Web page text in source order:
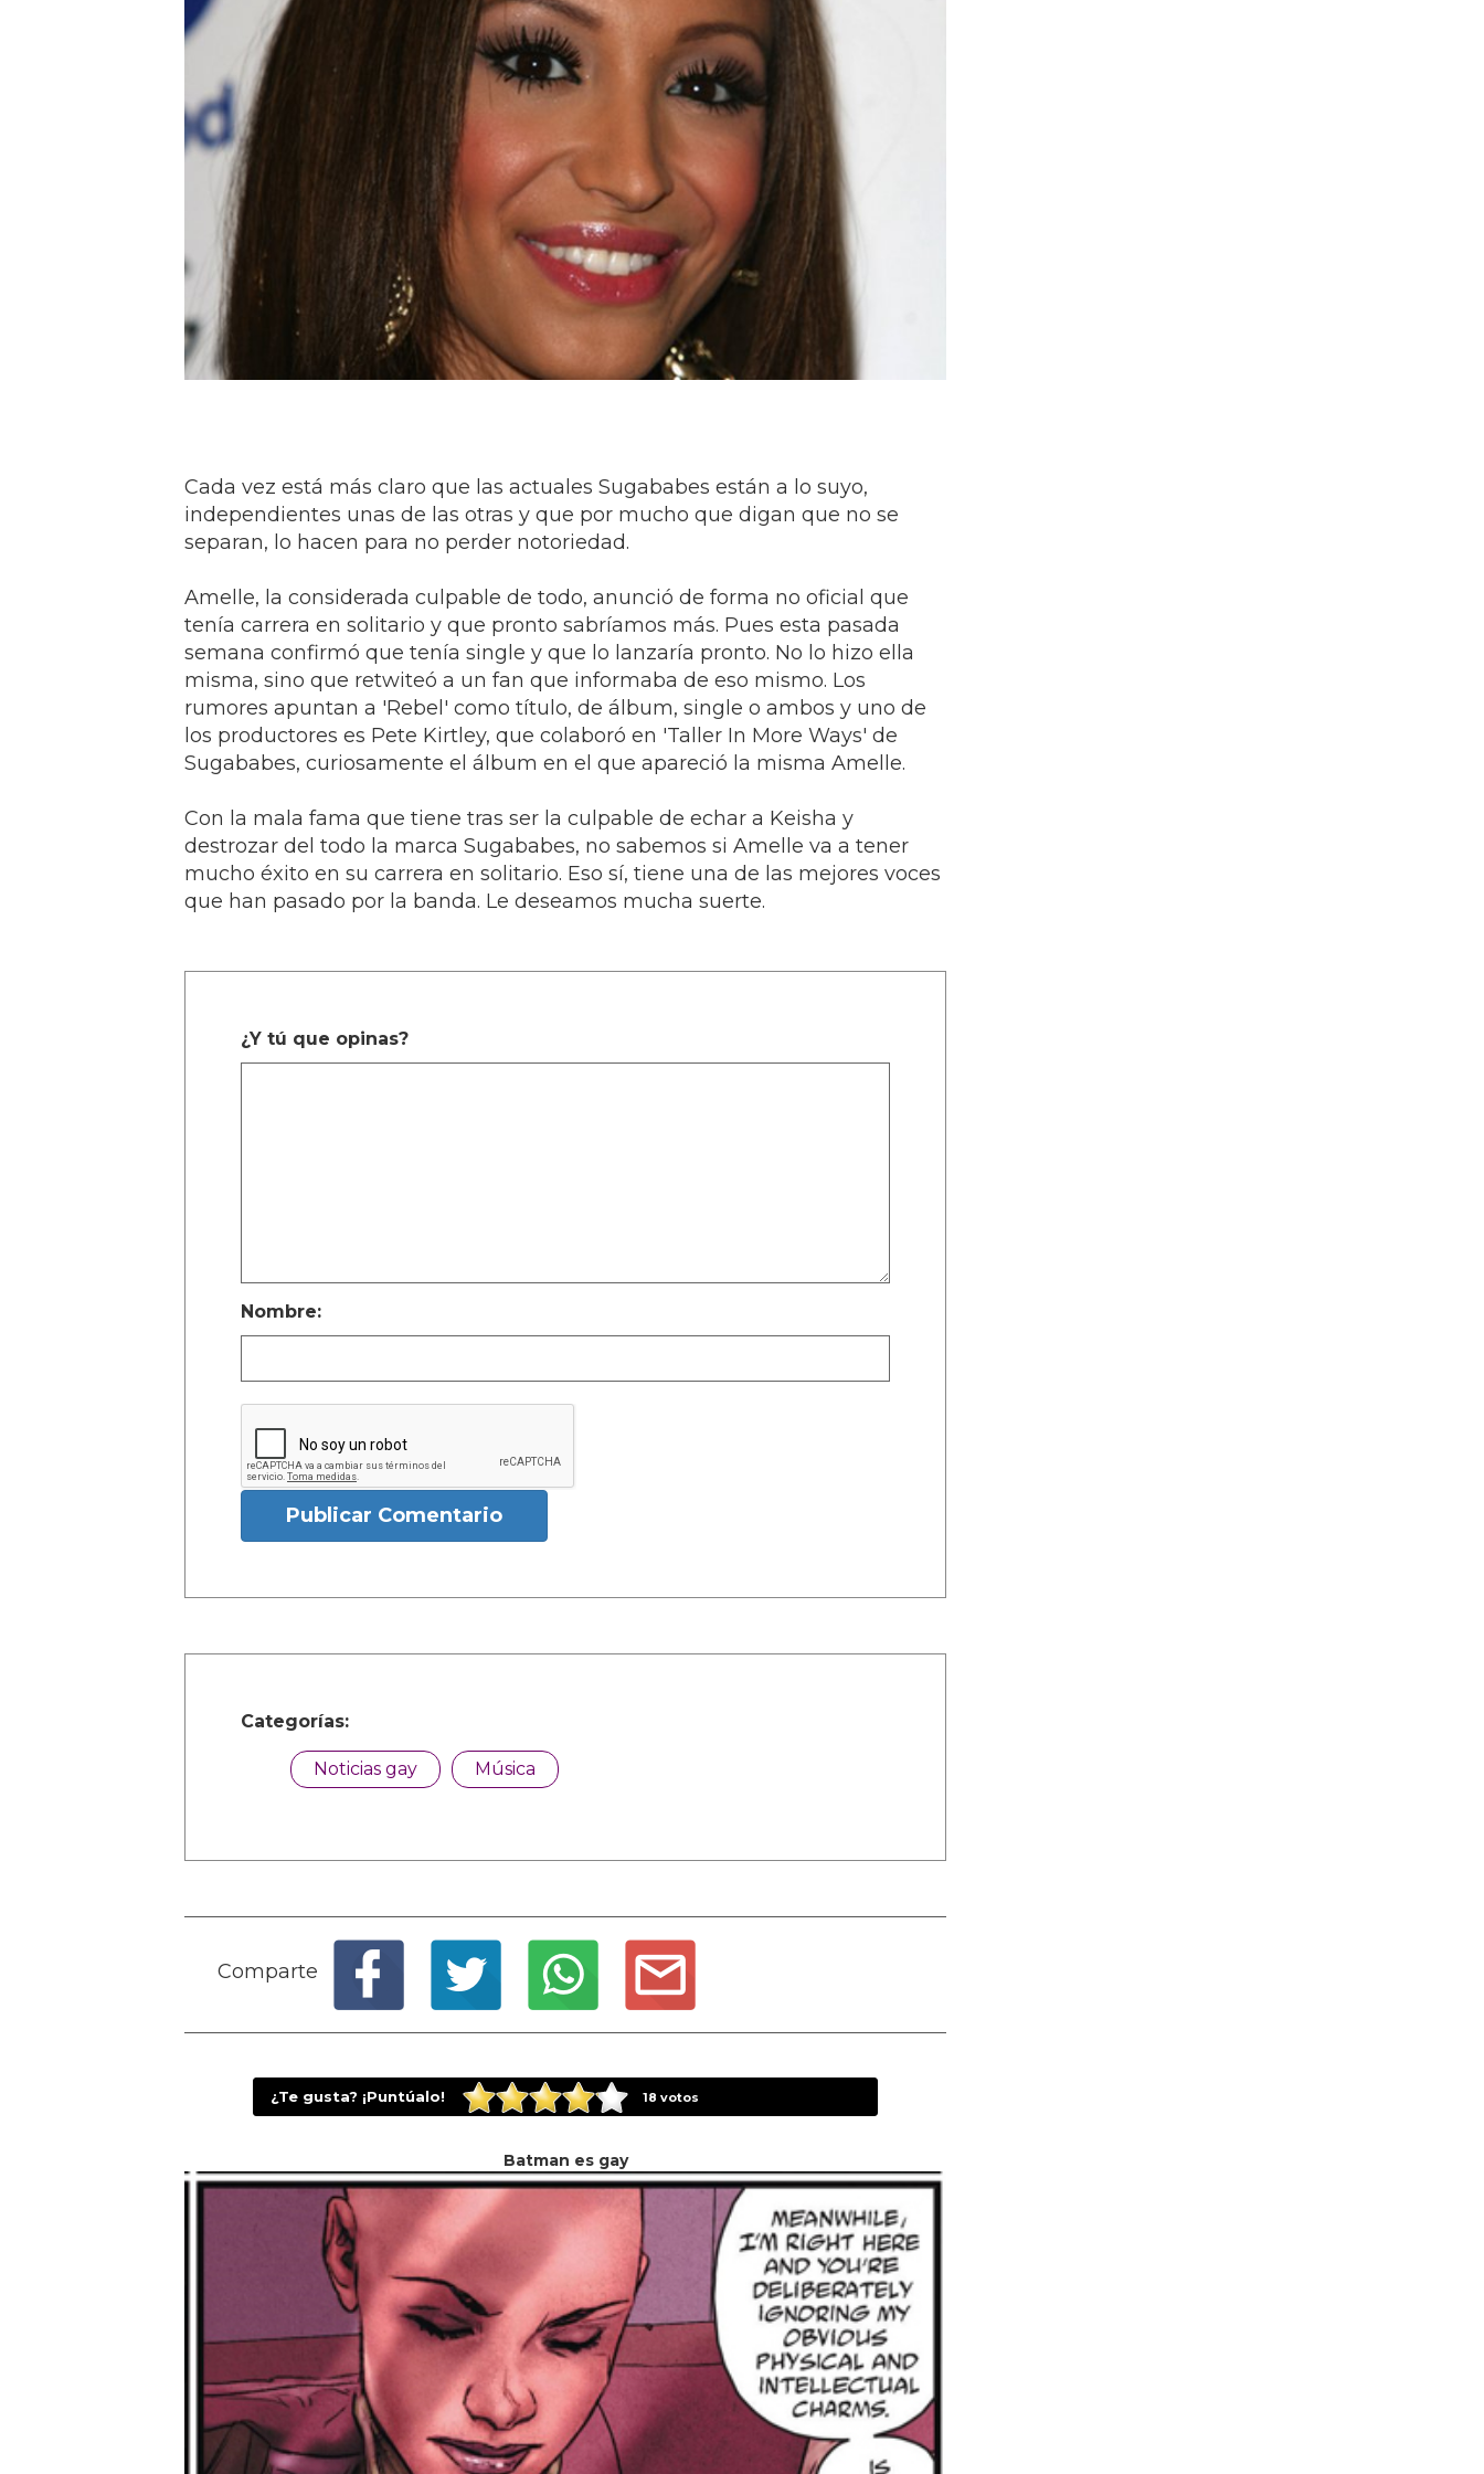
Cada vez está más claro que las actuales Sugababes están a lo suyo,
independientes unas de las otras y que por mucho que digan que no se
separan, lo hacen para no perder notoriedad.
Amelle, la considerada culpable de todo, anunció de forma no oficial que
tenía carrera en solitario y que pronto sabríamos más. Pues esta pasada
semana confirmó que tenía single y que lo lanzaría pronto. No lo hizo ella
misma, sino que retwiteó a un fan que informaba de eso mismo. Los
rumores apuntan a 'Rebel' como título, de álbum, single o ambos y uno de
los productores es Pete Kirtley, que colaboró en 'Taller In More Ways' de
Sugababes, curiosamente el álbum en el que apareció la misma Amelle.
Con la mala fama que tiene tras ser la culpable de echar a Keisha y
destrozar del todo la marca Sugababes, no sabemos si Amelle va a tener
mucho éxito en su carrera en solitario. Eso sí, tiene una de las mejores voces
que han pasado por la banda. Le deseamos mucha suerte.
¿Y tú que opinas?
Nombre:
Publicar Comentario
Categorías:
Noticias gay Música
Comparte
¿Te gusta? ¡Puntúalo! 18 votos
Batman es gay